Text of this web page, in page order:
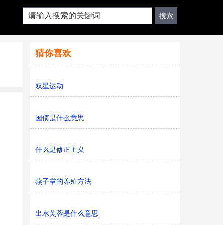
猜你喜欢
双星运动
国债是什么意思
什么是修正主义
燕子掌的养殖方法
出水芙蓉是什么意思